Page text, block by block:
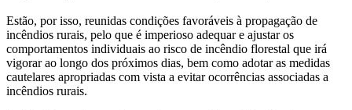
Estão, por isso, reunidas condições favoráveis à propagação de
incêndios rurais, pelo que é imperioso adequar e ajustar os
comportamentos individuais ao risco de incêndio florestal que irá
vigorar ao longo dos próximos dias, bem como adotar as medidas
cautelares apropriadas com vista a evitar ocorrências associadas a
incêndios rurais.